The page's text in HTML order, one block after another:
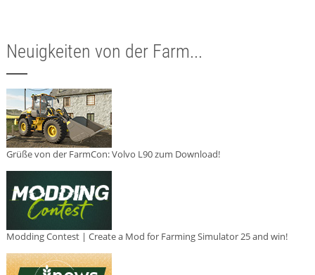
Neuigkeiten von der Farm...
Grüße von der FarmCon: Volvo L90 zum Download!
Modding Contest | Create a Mod for Farming Simulator 25 and win!